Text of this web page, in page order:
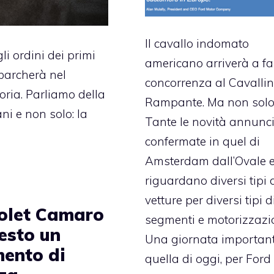
ordini dei primi
nel
Parliamo della
e non solo: la
Il cavallo indomato
americano arriverà a
concorrenza al
Rampante. Ma non
Tante le novità
confermate in quel di
Amsterdam dall’Ovale
riguardano diversi tipi
vetture per diversi tipi
segmenti e
Una giornata
quella di oggi, per
Camaro
un
di